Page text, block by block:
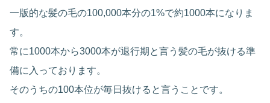
一版的な髪の毛の100,000本分の1%で約1000本になりま
す。
常に1000本から3000本が退行期と言う髪の毛が抜ける準
備に入っております。
そのうちの100本位が毎日抜けると言うことです。